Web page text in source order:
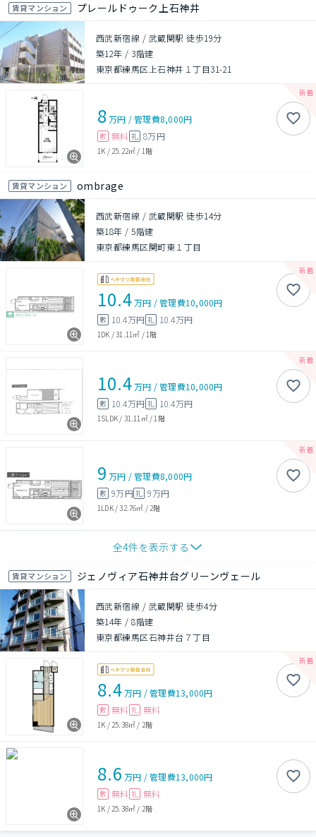
賃貸マンション プレールドゥーク上石神井
西武新宿線 / 武蔵関駅 徒歩19分
築12年 / 3階建
東京都練馬区上石神井１丁目31-21
8万円 /管理費8,000円
敷 無料 礼 8万円
1K / 25.22㎡ / 1階
賃貸マンション ombrage
西武新宿線 / 武蔵関駅 徒歩14分
築18年 /5階建
東京都練馬区関町東１丁目
10.4万円 /管理費10,000円
敷 10.4万円 礼 10.4万円
1DK /31.11㎡ /1階
10.4万円 /管理費10,000円
敷 10.4万円 礼 10.4万円
1SLDK / 31.11㎡/ 1階
9 万円 /管理費8,000円
敷 9万円礼 9万円
1LDK/32.76㎡ / 2階
全4件を表示する
賃貸マンション ジェノヴィア石神井台グリーンヴェール
西武新宿線 / 武蔵関駅 徒歩4分
築14年 /8階建
東京都練馬区石神井台７丁目
8.4万円 /管理費13,000円
敷 無料 礼 無料
1K /25.38㎡ / 2階
8.6 万円 /管理費13,000円
敷 無料 礼 無料
1K / 25.38㎡ / 2階